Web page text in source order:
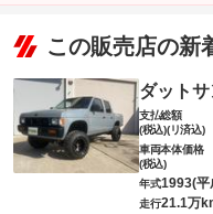
この販売店の新
ダット
支払総額
(税込)(リ済込)
車両本体価格
(税込)
年式1993(平
走行21.1万